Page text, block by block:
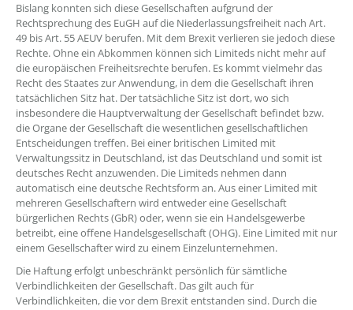
Bislang konnten sich diese Gesellschaften aufgrund der
Rechtsprechung des EuGH auf die Niederlassungsfreiheit nach Art.
49 bis Art. 55 AEUV berufen. Mit dem Brexit verlieren sie jedoch diese
Rechte. Ohne ein Abkommen können sich Limiteds nicht mehr auf
die europäischen Freiheitsrechte berufen. Es kommt vielmehr das
Recht des Staates zur Anwendung, in dem die Gesellschaft ihren
tatsächlichen Sitz hat. Der tatsächliche Sitz ist dort, wo sich
insbesondere die Hauptverwaltung der Gesellschaft befindet bzw.
die Organe der Gesellschaft die wesentlichen gesellschaftlichen
Entscheidungen treffen. Bei einer britischen Limited mit
Verwaltungssitz in Deutschland, ist das Deutschland und somit ist
deutsches Recht anzuwenden. Die Limiteds nehmen dann
automatisch eine deutsche Rechtsform an. Aus einer Limited mit
mehreren Gesellschaftern wird entweder eine Gesellschaft
bürgerlichen Rechts (GbR) oder, wenn sie ein Handelsgewerbe
betreibt, eine offene Handelsgesellschaft (OHG). Eine Limited mit nur
einem Gesellschafter wird zu einem Einzelunternehmen.
Die Haftung erfolgt unbeschränkt persönlich für sämtliche
Verbindlichkeiten der Gesellschaft. Das gilt auch für
Verbindlichkeiten, die vor dem Brexit entstanden sind. Durch die